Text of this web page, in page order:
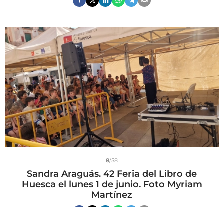
8/58
Sandra Araguás. 42 Feria del Libro de
Huesca el lunes 1 de junio. Foto Myriam
Martínez